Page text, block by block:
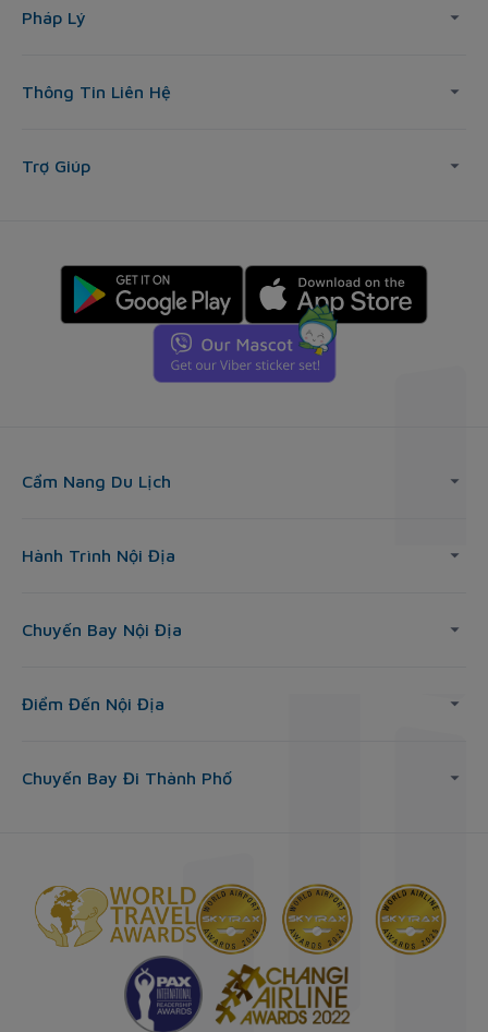
Pháp Lý
Thông Tin Liên Hệ
Trợ Giúp
Cẩm Nang Du Lịch
Hành Trình Nội Địa
Chuyến Bay Nội Địa
Điểm Đến Nội Địa
Chuyến Bay Đi Thành Phố